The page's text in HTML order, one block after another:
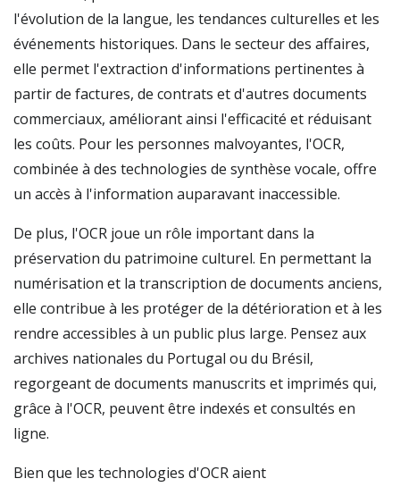
l'évolution de la langue, les tendances culturelles et les
événements historiques. Dans le secteur des affaires,
elle permet l'extraction d'informations pertinentes à
partir de factures, de contrats et d'autres documents
commerciaux, améliorant ainsi l'efficacité et réduisant
les coûts. Pour les personnes malvoyantes, l'OCR,
combinée à des technologies de synthèse vocale, offre
un accès à l'information auparavant inaccessible.
De plus, l'OCR joue un rôle important dans la
préservation du patrimoine culturel. En permettant la
numérisation et la transcription de documents anciens,
elle contribue à les protéger de la détérioration et à les
rendre accessibles à un public plus large. Pensez aux
archives nationales du Portugal ou du Brésil,
regorgeant de documents manuscrits et imprimés qui,
grâce à l'OCR, peuvent être indexés et consultés en
ligne.
Bien que les technologies d'OCR aient